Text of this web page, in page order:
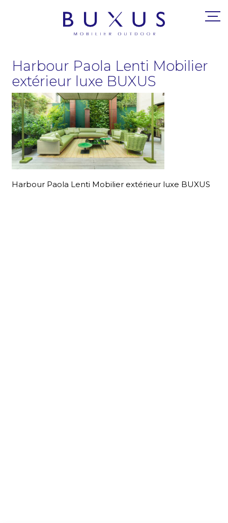
Harbour Paola Lenti Mobilier
extérieur luxe BUXUS
Harbour Paola Lenti Mobilier extérieur luxe BUXUS